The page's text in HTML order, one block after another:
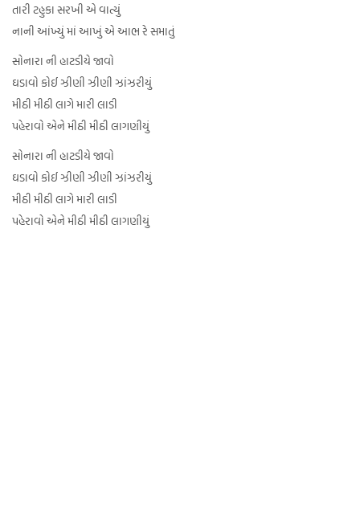
તારી ટહુકા સરખી એ વાત્યું
નાની આંખ્યું માં આખું એ આભ રે સમાતું
સોનારા ની હાટડીયે જાવો
ઘડાવો કોઈ ઝીણી ઝીણી ઝાંઝરીયું
મીઠી મીઠી લાગે મારી લાડી
પહેરાવો એને મીઠી મીઠી લાગણીયું
સોનારા ની હાટડીયે જાવો
ઘડાવો કોઈ ઝીણી ઝીણી ઝાંઝરીયું
મીઠી મીઠી લાગે મારી લાડી
પહેરાવો એને મીઠી મીઠી લાગણીયું